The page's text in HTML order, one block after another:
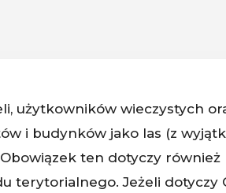
użytkowników wieczystych
i budynków jako las (z
ten dotyczy
terytorialnego. Jeżeli dotyczy